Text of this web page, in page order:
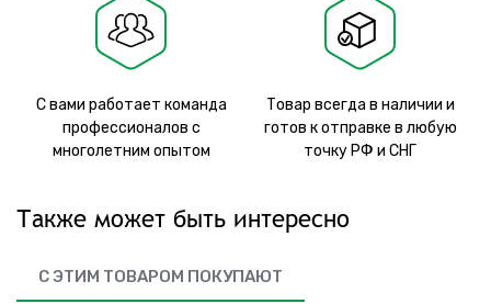
С вами работает команда
профессионалов с
многолетним опытом
Товар всегда в наличии и
готов к отправке в любую
точку РФ и СНГ
Также может быть интересно
С ЭТИМ ТОВАРОМ ПОКУПАЮТ